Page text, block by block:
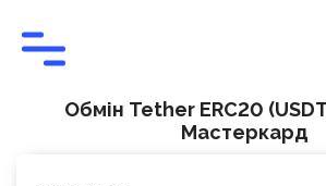
Обмін Tether ERC20
Мастеркард